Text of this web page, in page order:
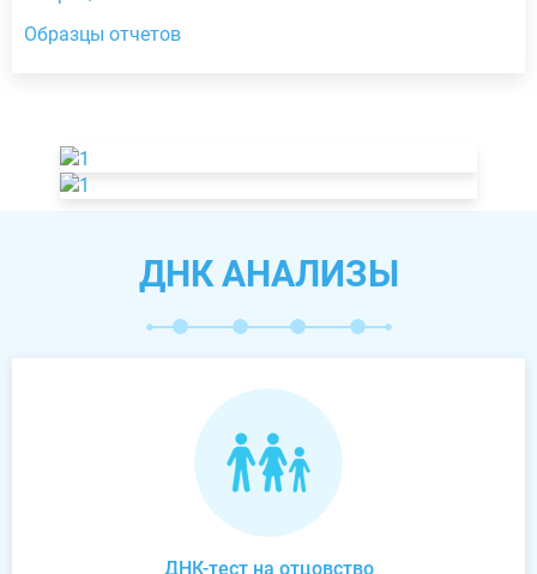
Образцы отчетов
ДНК АНАЛИЗЫ
ДНК-тест на отцовство